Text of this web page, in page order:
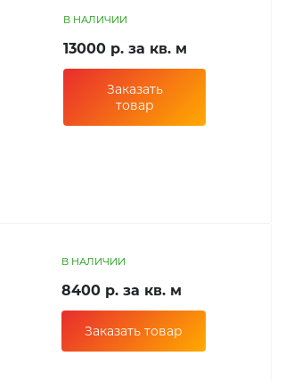
В НАЛИЧИИ
13000 р. за кв. м
Заказать
товар
В НАЛИЧИИ
8400 р. за кв. м
Заказать товар